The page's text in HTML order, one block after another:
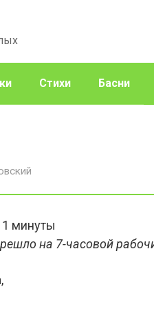
Стихи Басни
минуты
на 7-часовой